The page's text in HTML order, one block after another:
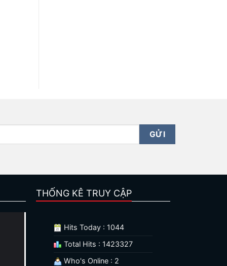
THỐNG KÊ TRUY CẬP
Hits Today : 1044
Total Hits : 1423327
Who's Online : 2